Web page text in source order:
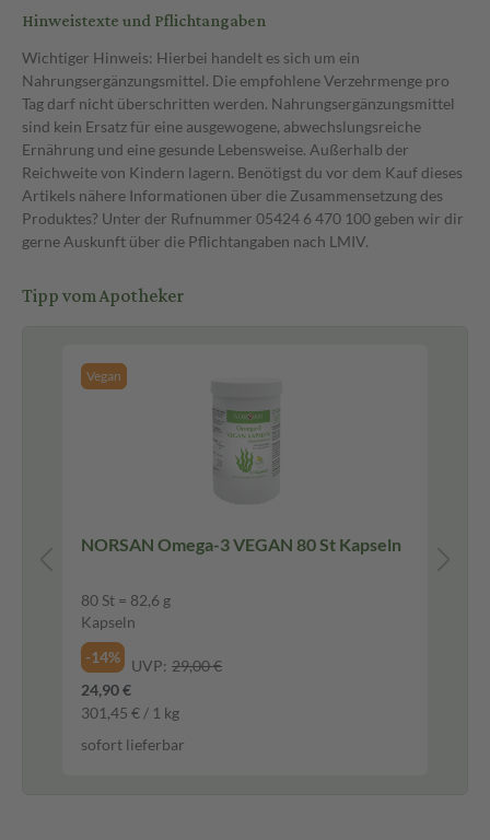
Hinweistexte und Pflichtangaben
Wichtiger Hinweis: Hierbei handelt es sich um ein
Nahrungsergänzungsmittel. Die empfohlene Verzehrmenge pro
Tag darf nicht überschritten werden. Nahrungsergänzungsmittel
sind kein Ersatz für eine ausgewogene, abwechslungsreiche
Ernährung und eine gesunde Lebensweise. Außerhalb der
Reichweite von Kindern lagern. Benötigst du vor dem Kauf dieses
Artikels nähere Informationen über die Zusammensetzung des
Produktes? Unter der Rufnummer 05424 6 470 100 geben wir dir
gerne Auskunft über die Pflichtangaben nach LMIV.
Tipp vom Apotheker
Vegan
NORSAN Omega-3 VEGAN 80 St Kapseln
80 St = 82,6 g
Kapseln
-14%
UVP: 29,00 €
24,90 €
301,45 € / 1 kg
sofort lieferbar